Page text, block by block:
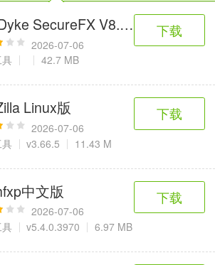
金融理财
2百+款应用
网上购物
学习办公
3万+款应用
生活服务
2万+款应用
母婴育儿
2百+款应用
趣味娱乐
3千+款应用
SecureFX V8.7.4
2026-07-06
42.7 MB
下载
Linux版
2026-07-06
v3.66.5 11.43 M
下载
中文版
2026-07-06
v5.4.0.3970 6.97 MB
下载